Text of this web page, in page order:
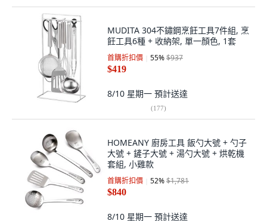
MUDITA 304不鏽鋼烹飪工具7件組, 烹
飪工具6種 + 收納架, 單一顏色, 1套
首購折扣價 55%$937
$419
8/10 星期一 預計送達
(177)
HOMEANY 廚房工具 飯勺大號 + 勺子
大號 + 鏟子大號 + 湯勺大號 + 烘乾機
套組, 小雞款
首購折扣價 52%$1,781
$840
8/10 星期一 預計送達